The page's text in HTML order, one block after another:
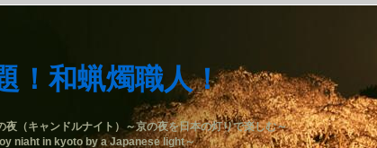
！和蝋燭職人！
夜（キャンドルナイト）～京の夜を日本の灯りで楽しむ～
niaht in kyoto by a Japanese light～